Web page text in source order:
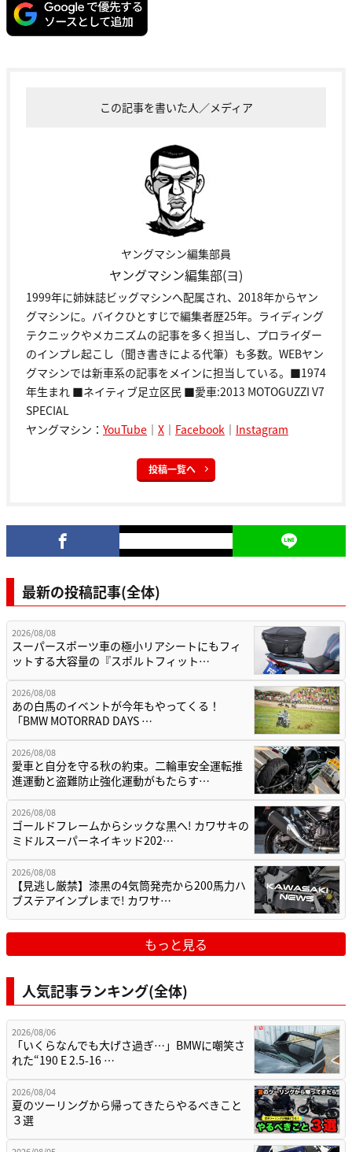
この記事を書いた人／メディア
ヤングマシン編集部員
ヤングマシン編集部(ヨ)
1999年に姉妹誌ビッグマシンへ配属され、2018年からヤン
グマシンに。バイクひとすじで編集者歴25年。ライディング
テクニックやメカニズムの記事を多く担当し、プロライダー
のインプレ起こし（聞き書きによる代筆）も多数。WEBヤン
グマシンでは新車系の記事をメインに担当している。■1974
年生まれ ■ネイティブ足立区民 ■愛車:2013 MOTOGUZZI V7
SPECIAL
ヤングマシン： YouTube ｜ X ｜ Facebook ｜ Instagram
投稿一覧へ
最新の投稿記事(全体)
2026/08/08
スーパースポーツ車の極小リアシートにもフィ
ットする大容量の『スポルトフィット…
2026/08/08
あの白馬のイベントが今年もやってくる！
「BMW MOTORRAD DAYS …
2026/08/08
愛車と自分を守る秋の約束。二輪車安全運転推
進運動と盗難防止強化運動がもたらす…
2026/08/08
ゴールドフレームからシックな黒へ! カワサキの
ミドルスーパーネイキッド202…
2026/08/08
【見逃し厳禁】漆黒の4気筒発売から200馬力ハ
ブステアインプレまで! カワサ…
もっと見る
人気記事ランキング(全体)
2026/08/06
「いくらなんでも大げさ過ぎ…」BMWに嘲笑さ
れた“190 E 2.5-16 …
2026/08/04
夏のツーリングから帰ってきたらやるべきこと
３選